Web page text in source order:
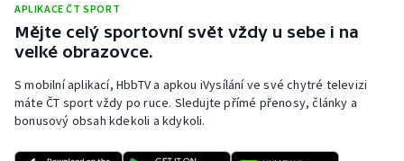
APLIKACE ČT SPORT
Mějte celý sportovní svět vždy u sebe i na
velké obrazovce.
S mobilní aplikací, HbbTV a apkou iVysílání ve své chytré televizi
máte ČT sport vždy po ruce. Sledujte přímé přenosy, články a
bonusový obsah kdekoli a kdykoli.